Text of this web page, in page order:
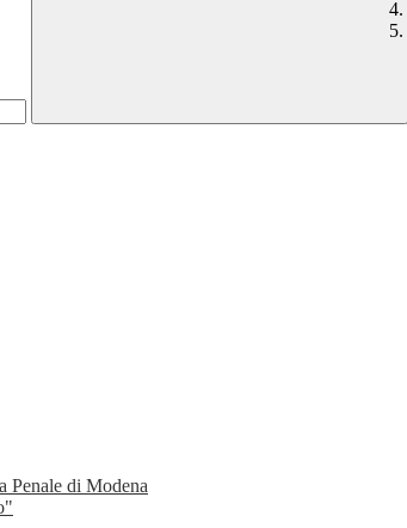
Penale di Modena